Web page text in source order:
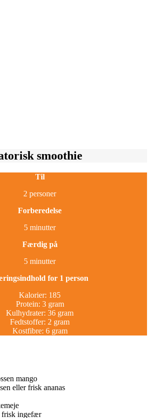
smoothie
Til
2 personer
Forberedelse
5 minutter
Færdig på
5 minutter
for 1 person
Kalorier: 185
Protein: 3 gram
Kulhydrater: 36 gram
Fedtstoffer: 2 gram
Kostfibre: 6 gram
mango
eller frisk ananas
frisk ingefær